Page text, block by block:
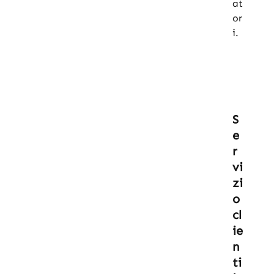
at
or
i.
S
e
r
vi
zi
o
cl
ie
n
ti